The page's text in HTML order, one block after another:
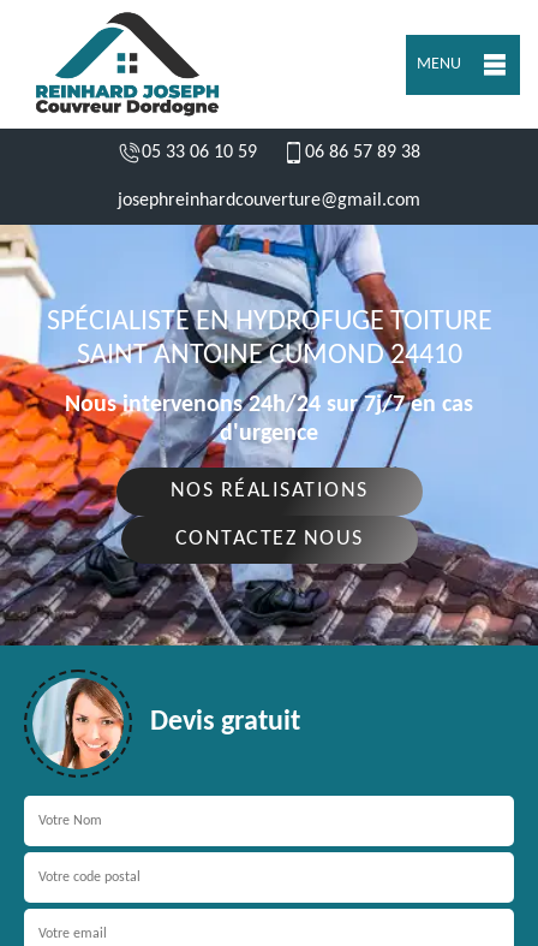
MENU
05 33 06 10 59 06 86 57 89 38
josephreinhardcouverture@gmail.com
SPÉCIALISTE EN HYDROFUGE TOITURE
SAINT ANTOINE CUMOND 24410
Nous intervenons 24h/24 sur 7j/7 en cas
d'urgence
NOS RÉALISATIONS
CONTACTEZ NOUS
Devis gratuit